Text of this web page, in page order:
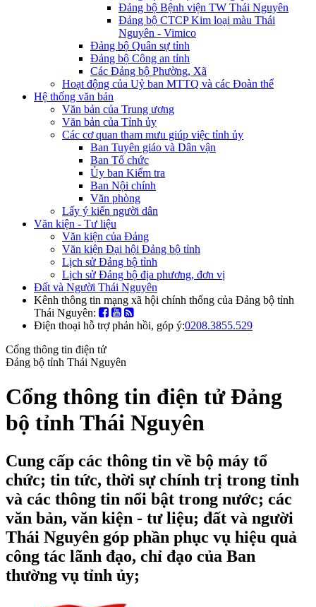
Đảng bộ Bệnh viện TW Thái Nguyên
Đảng bộ CTCP Kim loại màu Thái
Nguyên - Vimico
Đảng bộ Quân sự tỉnh
Đảng bộ Công an tỉnh
Các Đảng bộ Phường, Xã
Hoạt động của Uỷ ban MTTQ và các Đoàn thể
Hệ thống văn bản
Văn bản của Trung ương
Văn bản của Tỉnh ủy
Các cơ quan tham mưu giúp việc tỉnh ủy
Ban Tuyên giáo và Dân vận
Ban Tổ chức
Ủy ban Kiểm tra
Ban Nội chính
Văn phòng
Lấy ý kiến người dân
Văn kiện - Tư liệu
Văn kiện của Đảng
Văn kiện Đại hội Đảng bộ tỉnh
Lịch sử Đảng bộ tỉnh
Lịch sử Đảng bộ địa phương, đơn vị
Đất và Người Thái Nguyên
Kênh thông tin mạng xã hội chính thống của Đảng bộ tỉnh
Thái Nguyên:
Điện thoại hỗ trợ phản hồi, góp ý:0208.3855.529
Cổng thông tin điện tử
Đảng bộ tỉnh Thái Nguyên
Cổng thông tin điện tử Đảng
bộ tỉnh Thái Nguyên
Cung cấp các thông tin về bộ máy tổ
chức; tin tức, thời sự chính trị trong tỉnh
và các thông tin nổi bật trong nước; các
văn bản, văn kiện - tư liệu; đất và người
Thái Nguyên góp phần phục vụ hiệu quả
công tác lãnh đạo, chỉ đạo của Ban
thường vụ tỉnh ủy;